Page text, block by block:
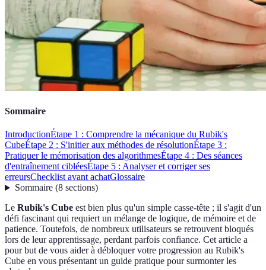
Sommaire
IntroductionÉtape 1 : Comprendre la mécanique du Rubik's
CubeÉtape 2 : S'initier aux méthodes de résolutionÉtape 3 :
Pratiquer le mémorisation des algorithmesÉtape 4 : Des séances
d'entraînement cibléesÉtape 5 : Analyser et corriger ses
erreursChecklist avant achatGlossaire
Sommaire(8 sections)
Le Rubik's Cube est bien plus qu'un simple casse-tête ; il s'agit d'un
défi fascinant qui requiert un mélange de logique, de mémoire et de
patience. Toutefois, de nombreux utilisateurs se retrouvent bloqués
lors de leur apprentissage, perdant parfois confiance. Cet article a
pour but de vous aider à débloquer votre progression au Rubik's
Cube en vous présentant un guide pratique pour surmonter les